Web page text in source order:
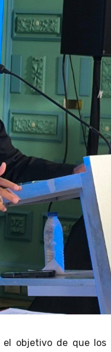
el objetivo de que los